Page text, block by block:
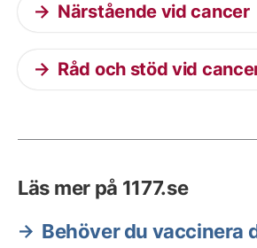
Närstående vid cancer
Råd och stöd vid
Läs mer på 1177.se
Behöver du vaccinera